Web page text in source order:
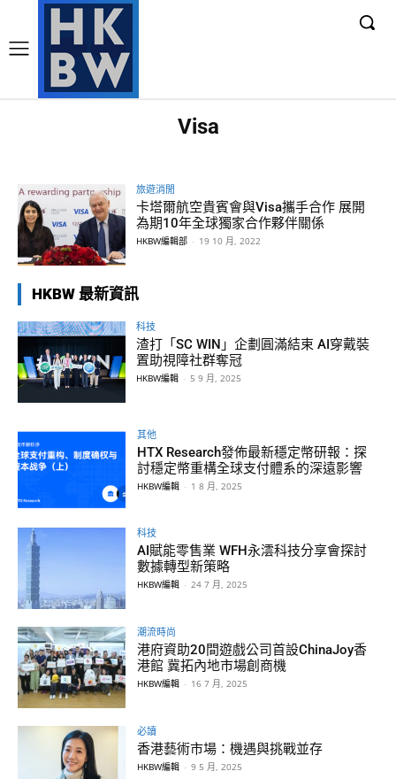
Visa
旅遊消閒
卡塔爾航空貴賓會與Visa攜手合作 展開
為期10年全球獨家合作夥伴關係
HKBW編輯部 - 19 10 月, 2022
HKBW 最新資訊
科技
渣打「SC WIN」企劃圓滿結束 AI穿戴裝
置助視障社群奪冠
HKBW編輯 - 5 9 月, 2025
其他
HTX Research發佈最新穩定幣研報：探
討穩定幣重構全球支付體系的深遠影響
HKBW編輯 - 1 8 月, 2025
科技
AI賦能零售業 WFH永澐科技分享會探討
數據轉型新策略
HKBW編輯 - 24 7 月, 2025
潮流時尚
港府資助20間遊戲公司首設ChinaJoy香
港館 冀拓內地市場創商機
HKBW編輯 - 16 7 月, 2025
必讀
香港藝術市場：機遇與挑戰並存
HKBW編輯 - 9 5 月, 2025